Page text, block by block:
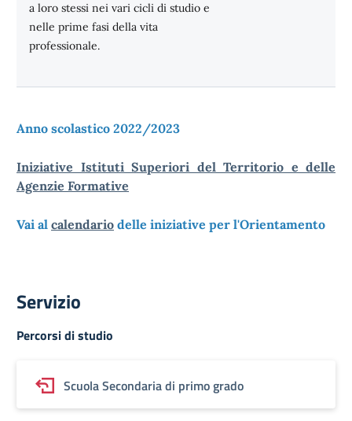
a loro stessi nei vari cicli di studio e
nelle prime fasi della vita
professionale.
Anno scolastico 2022/2023
Iniziative Istituti Superiori del Territorio e delle
Agenzie Formative
Vai al calendario delle iniziative per l'Orientamento
Servizio
Percorsi di studio
Scuola Secondaria di primo grado